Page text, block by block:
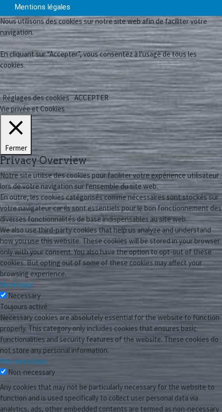
Mentions légales
Nous utilisons des cookies sur notre site web afin de faciliter votre
navigation.
En cliquant sur “Accepter”, vous consentez à l'usage de tous les
cookies.
Réglages des cookies ACCEPTER
Vie privée et Cookies
Fermer
Privacy Overview
Notre site utilise des cookies pour faciliter votre expérience utilisateur
lors de votre navigation sur l'ensemble du site web.
En outre, les cookies catégorisés comme nécessaires sont stockés sur
votre navigateur car ils sont essentiels pour le bon fonctionnement des
diverses fonctionnalités de base indispensables au site web.
We also use third-party cookies that help us analyze and understand
how you use this website. These cookies will be stored in your browser
only with your consent. You also have the option to opt-out of these
cookies. But opting out of some of these cookies may affect your
browsing experience.
Necessary
Necessary
Toujours activé
Necessary cookies are absolutely essential for the website to function
properly. This category only includes cookies that ensures basic
functionalities and security features of the website. These cookies do
not store any personal information.
Non-necessary
Non-necessary
Any cookies that may not be particularly necessary for the website to
function and is used specifically to collect user personal data via
analytics, ads, other embedded contents are termed as non-necessary